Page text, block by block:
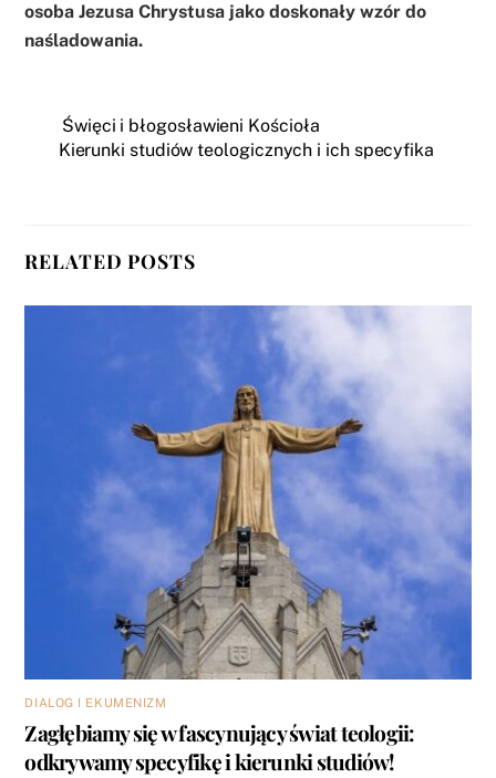
osoba Jezusa Chrystusa jako doskonały wzór do
naśladowania.
Święci i błogosławieni Kościoła
Kierunki studiów teologicznych i ich specyfika
RELATED POSTS
DIALOG I EKUMENIZM
Zagłębiamy się w fascynujący świat teologii:
odkrywamy specyfikę i kierunki studiów!